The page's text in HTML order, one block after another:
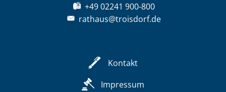
+49 02241 900-800
rathaus@troisdorf.de
Kontakt
Impressum